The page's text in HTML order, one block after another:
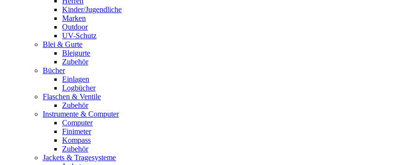
Kinder/Jugendliche
Marken
Outdoor
UV-Schutz
Blei & Gurte
Bleigurte
Zubehör
Bücher
Einlagen
Logbücher
Flaschen & Ventile
Zubehör
Instrumente & Computer
Computer
Finimeter
Kompass
Zubehör
Jackets & Tragesysteme